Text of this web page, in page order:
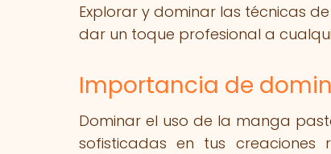
Explorar y dominar las técnicas
dar un toque profesional a
Importancia de
Dominar el uso de la manga
sofisticadas en tus